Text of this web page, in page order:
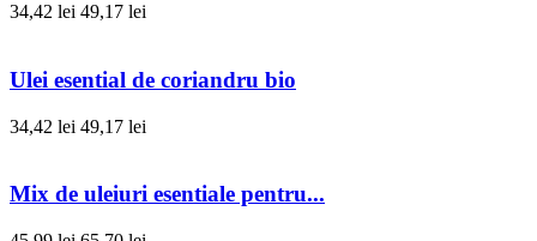
34,42 lei 49,17 lei
Ulei esential de coriandru bio
34,42 lei 49,17 lei
Mix de uleiuri esentiale pentru...